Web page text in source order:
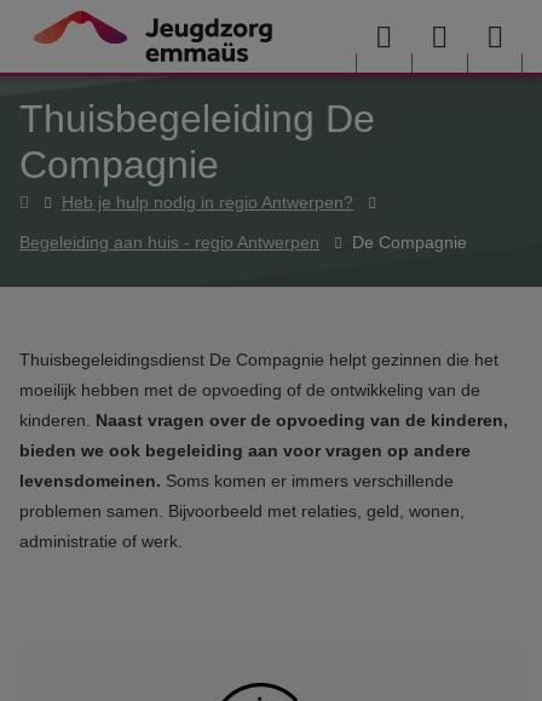
Overslaan en naar de inhoud gaan
Menu User
Thuisbegeleiding De
Compagnie
HomeHeb je hulp nodig in regio Antwerpen?
Begeleiding aan huis - regio Antwerpen De Compagnie
Thuisbegeleidingsdienst De Compagnie helpt gezinnen die het
moeilijk hebben met de opvoeding of de ontwikkeling van de
kinderen. Naast vragen over de opvoeding van de kinderen,
bieden we ook begeleiding aan voor vragen op andere
levensdomeinen. Soms komen er immers verschillende
problemen samen. Bijvoorbeeld met relaties, geld, wonen,
administratie of werk.